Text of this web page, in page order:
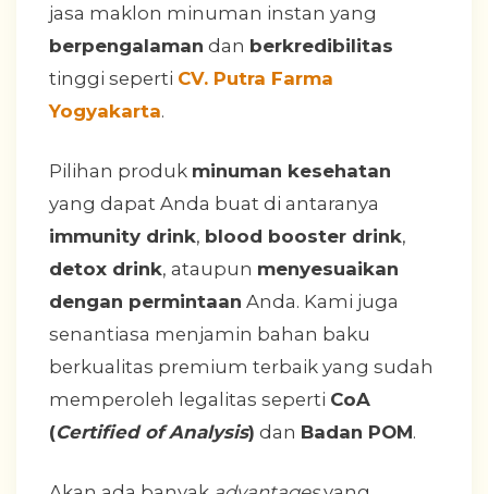
jasa maklon minuman instan yang
berpengalaman dan berkredibilitas
tinggi seperti CV. Putra Farma
Yogyakarta.
Pilihan produk minuman kesehatan
yang dapat Anda buat di antaranya
immunity drink, blood booster drink,
detox drink, ataupun menyesuaikan
dengan permintaan Anda. Kami juga
senantiasa menjamin bahan baku
berkualitas premium terbaik yang sudah
memperoleh legalitas seperti CoA
(Certified of Analysis) dan Badan POM.